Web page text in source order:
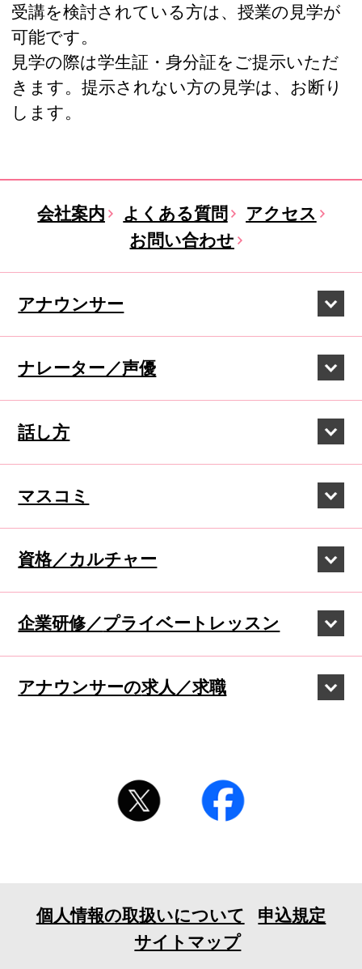
受講を検討されている方は、授業の見学が
可能です。
見学の際は学生証・身分証をご提示いただ
きます。提示されない方の見学は、お断り
します。
会社案内 よくある質問
アクセス
お問い合わせ
アナウンサー
ナレーター／声優
話し方
マスコミ
資格／カルチャー
企業研修／プライベートレッスン
アナウンサーの求人／求職
個人情報の取扱いについて
申込規定
サイトマップ